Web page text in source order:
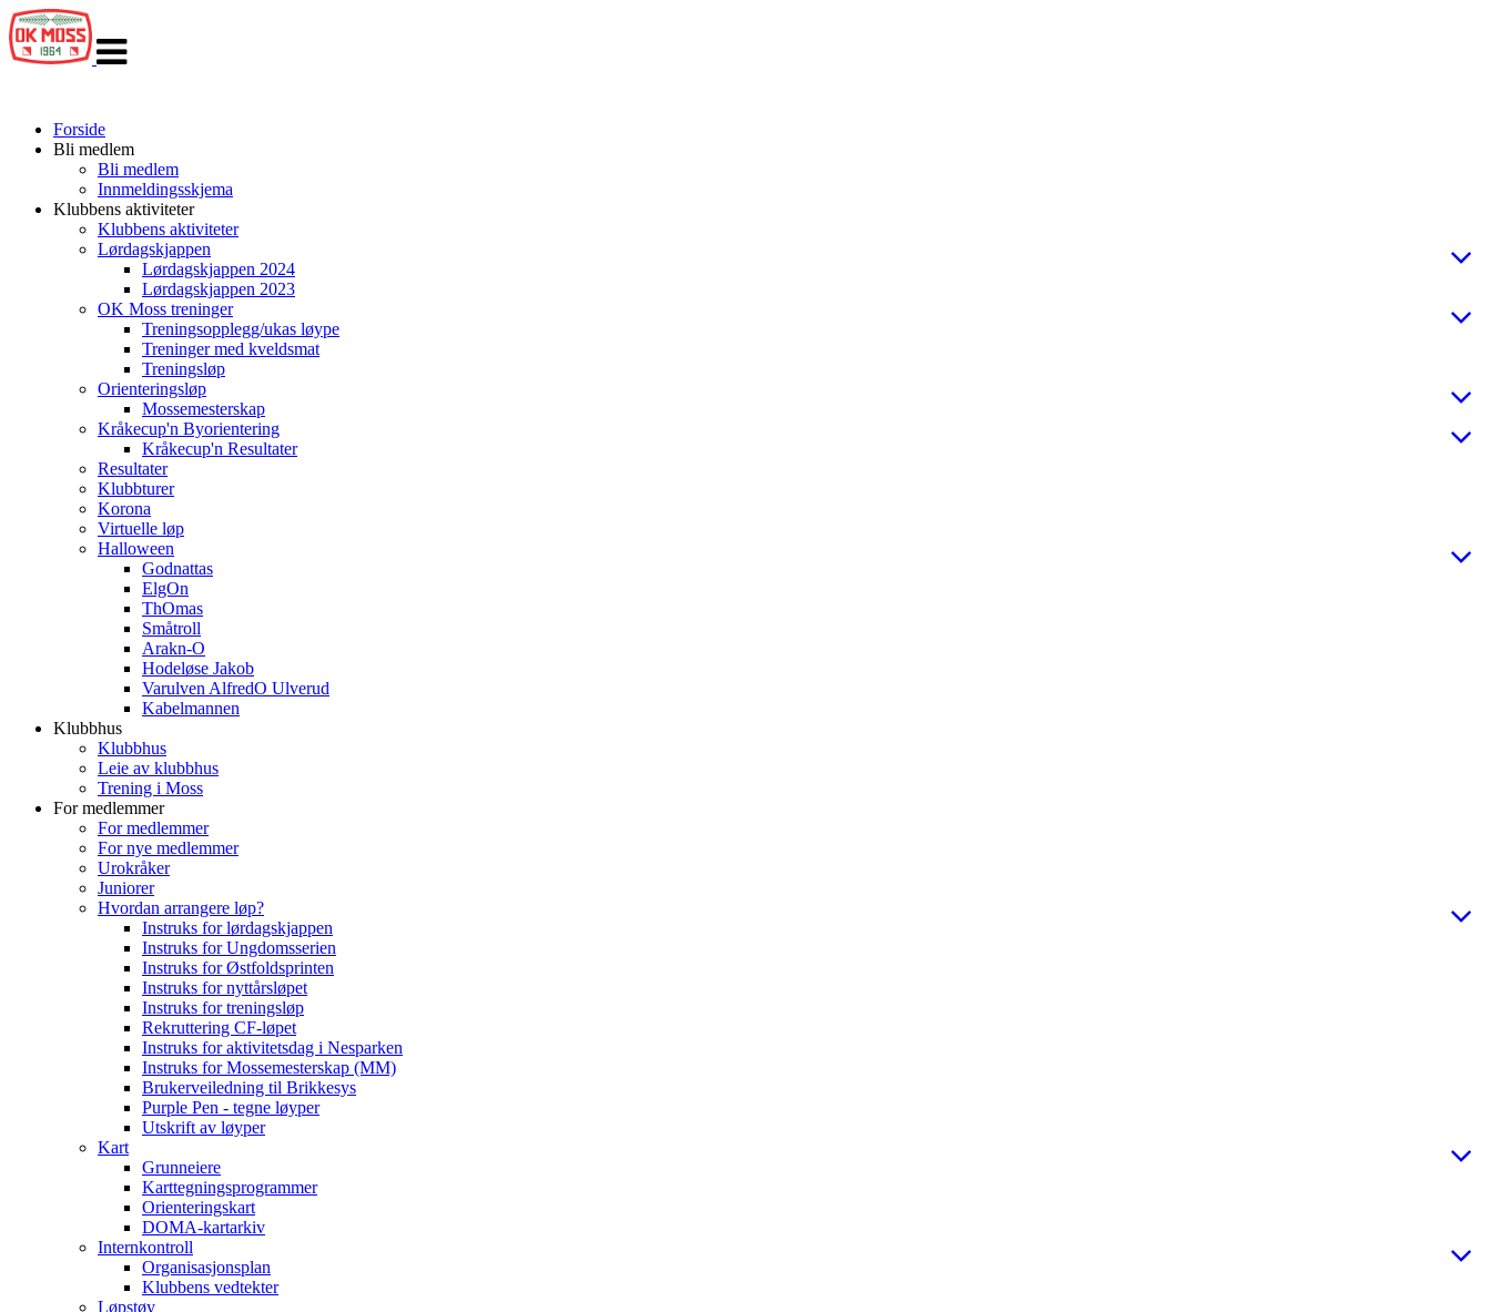
navigasjon
Forside
Bli medlem
Bli medlem
Innmeldingsskjema
Klubbens aktiviteter
Klubbens aktiviteter
Lørdagskjappen
Lørdagskjappen 2024
Lørdagskjappen 2023
OK Moss treninger
Treningsopplegg/ukas løype
Treninger med kveldsmat
Treningsløp
Orienteringsløp
Mossemesterskap
Kråkecup'n Byorientering
Kråkecup'n Resultater
Resultater
Klubbturer
Korona
Virtuelle løp
Halloween
Godnattas
ElgOn
ThOmas
Småtroll
Arakn-O
Hodeløse Jakob
Varulven AlfredO Ulverud
Kabelmannen
Klubbhus
Klubbhus
Leie av klubbhus
Trening i Moss
For medlemmer
For medlemmer
For nye medlemmer
Urokråker
Juniorer
Hvordan arrangere løp?
Instruks for lørdagskjappen
Instruks for Ungdomsserien
Instruks for Østfoldsprinten
Instruks for nyttårsløpet
Instruks for treningsløp
Rekruttering CF-løpet
Instruks for aktivitetsdag i Nesparken
Instruks for Mossemesterskap (MM)
Brukerveiledning til Brikkesys
Purple Pen - tegne løyper
Utskrift av løyper
Kart
Grunneiere
Karttegningsprogrammer
Orienteringskart
DOMA-kartarkiv
Internkontroll
Organisasjonsplan
Klubbens vedtekter
Løpstøy